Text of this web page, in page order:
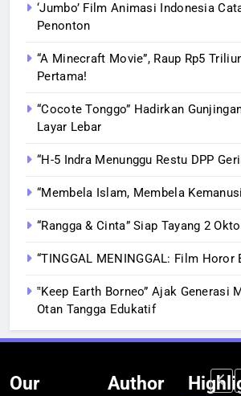
‘Jumbo’ Film Animasi Indonesia
Penonton
“A Minecraft Movie”, Raup Rp5
Pertama!
“Cocote Tonggo” Hadirkan
Layar Lebar
“H-5 Indra Menunggu Restu DPP
“Membela Islam, Membela
“Rangga & Cinta” Siap Tayang 2
“TINGGAL MENINGGAL: Film Horor
‟Keep Earth Borneo” Ajak Generasi
Otan Tangga Edukatif
Our
Author